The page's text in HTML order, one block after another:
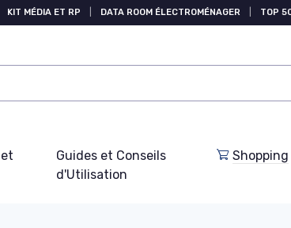
KIT MÉDIA ET RP DATA ROOM ÉLECTROMÉNAGER TOP
Guides et Conseils
d'Utilisation
Shopping